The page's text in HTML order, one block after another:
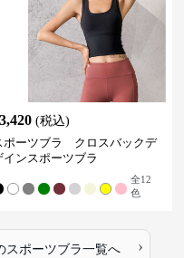
(税込)
ポーツブラ クロスバックデ
インスポーツブラ
全12
色
スポーツブラ一覧へ ›